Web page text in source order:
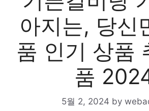
아지는, 당신
품 인기 상품
품
5월 2, 2024 by